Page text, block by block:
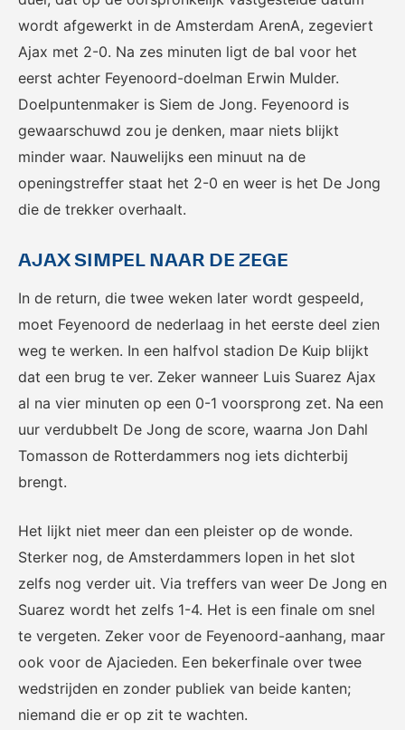
samenvattingen.
Rinus KNVB Campus
KNVB Shop
De officiële webshop van de
KNVB Ticketshop
Het officiële verkoopkanaal
voor de KNVB. Koop hier je
Futsal Euro 2022
De officiële toernooipagina
Dugout
De digitale leeromgeving van
wordt afgewerkt in de Amsterdam ArenA, zegeviert
Ajax met 2-0. Na zes minuten ligt de bal voor het
eerst achter Feyenoord-doelman Erwin Mulder.
Doelpuntenmaker is Siem de Jong. Feyenoord is
gewaarschuwd zou je denken, maar niets blijkt
minder waar. Nauwelijks een minuut na de
openingstreffer staat het 2-0 en weer is het De Jong
die de trekker overhaalt.
AJAX SIMPEL NAAR DE ZEGE
In de return, die twee weken later wordt gespeeld,
moet Feyenoord de nederlaag in het eerste deel zien
weg te werken. In een halfvol stadion De Kuip blijkt
dat een brug te ver. Zeker wanneer Luis Suarez Ajax
al na vier minuten op een 0-1 voorsprong zet. Na een
uur verdubbelt De Jong de score, waarna Jon Dahl
Tomasson de Rotterdammers nog iets dichterbij
brengt.
Het lijkt niet meer dan een pleister op de wonde.
Sterker nog, de Amsterdammers lopen in het slot
zelfs nog verder uit. Via treffers van weer De Jong en
Suarez wordt het zelfs 1-4. Het is een finale om snel
te vergeten. Zeker voor de Feyenoord-aanhang, maar
ook voor de Ajacieden. Een bekerfinale over twee
wedstrijden en zonder publiek van beide kanten;
niemand die er op zit te wachten.